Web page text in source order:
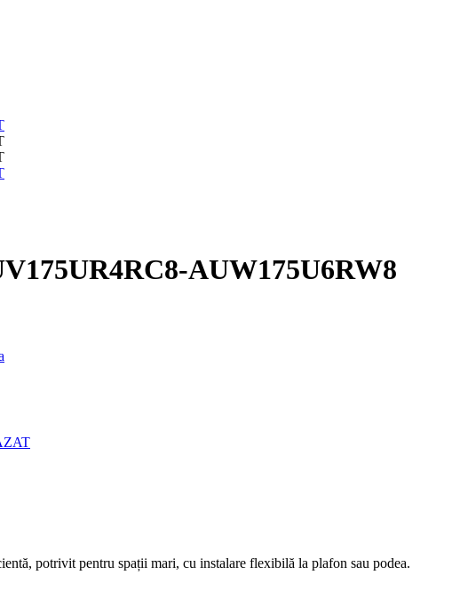
AUW175U6RW8
potrivit pentru spații mari, cu instalare flexibilă la plafon sau podea.